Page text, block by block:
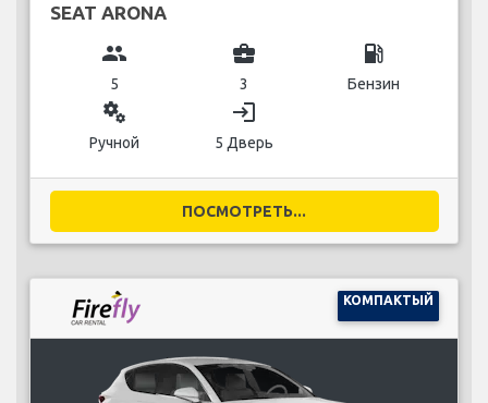
SEAT ARONA
group
5
business_center
3
local_gas_station
Бензин
miscellaneous_services
Ручной
login
5 Дверь
ПОСМОТРЕТЬ...
КОМПАКТЫЙ